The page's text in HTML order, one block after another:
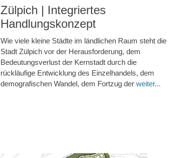
Zülpich | Integriertes
Handlungskonzept
Wie viele kleine Städte im ländlichen Raum steht die
Stadt Zülpich vor der Herausforderung, dem
Bedeutungsverlust der Kernstadt durch die
rückläufige Entwicklung des Einzelhandels, dem
demografischen Wandel, dem Fortzug der weiter...